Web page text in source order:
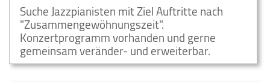
Suche Jazzpianisten mit Ziel Auftritte nach
"Zusammengewöhnungszeit".
Konzertprogramm vorhanden und gerne
gemeinsam veränder- und erweiterbar.